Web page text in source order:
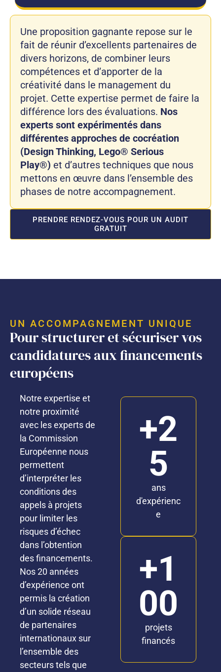
Une proposition gagnante repose sur le
fait de réunir d’excellents partenaires de
divers horizons, de combiner leurs
compétences et d’apporter de la
créativité dans le management du
projet. Cette expertise permet de faire la
différence lors des évaluations. Nos
experts sont expérimentés dans
différentes approches de cocréation
(Design Thinking, Lego® Serious
Play®) et d’autres techniques que nous
mettons en œuvre dans l’ensemble des
phases de notre accompagnement.
PRENDRE RENDEZ-VOUS POUR UN AUDIT
GRATUIT
UN ACCOMPAGNEMENT UNIQUE
Pour structurer et sécuriser vos
candidatures aux financements
européens
Notre expertise et
notre proximité
avec les experts de
la Commission
Européenne nous
permettent
d’interpréter les
conditions des
appels à projets
pour limiter les
risques d’échec
dans l’obtention
des financements.
Nos 20 années
d’expérience ont
permis la création
d’un solide réseau
de partenaires
internationaux sur
l’ensemble des
secteurs tels que
+2
5
ans
d'expérienc
e
+1
00
projets
financés